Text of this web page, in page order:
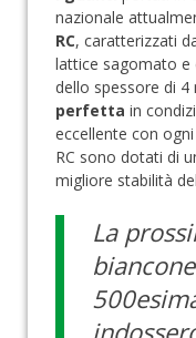
nazionale
RC, caratterizzati
lattice sagomato e
dello spessore di
perfetta in
eccellente con
RC sono dotati di
migliore stabilità
La